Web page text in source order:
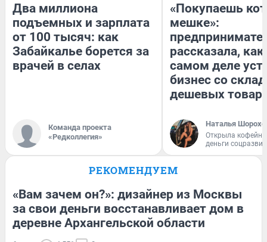
Два миллиона
подъемных и зарплата
от 100 тысяч: как
Забайкалье борется за
врачей в селах
Команда проекта
«Редколлегия»
«Покупаешь
мешке»:
рассказала, как
самом деле
бизнес со
дешевых
Наталья
Открыла
деньги
РЕКОМЕНДУЕМ
«Вам зачем он?»: дизайнер из Москвы
за свои деньги восстанавливает дом в
деревне Архангельской области